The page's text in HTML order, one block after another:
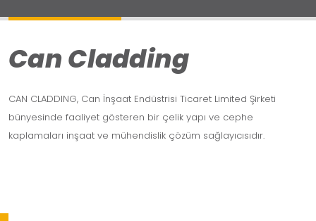
Can Cladding
CAN CLADDING, Can İnşaat Endüstrisi Ticaret Limited Şirketi
bünyesinde faaliyet gösteren bir çelik yapı ve cephe
kaplamaları inşaat ve mühendislik çözüm sağlayıcısıdır.